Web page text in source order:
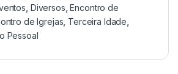
Diversos ,Encontro de
de Igrejas Terceira Idade
Pessoal